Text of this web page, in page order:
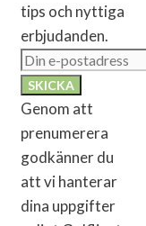
tips och nyttiga
erbjudanden.
Genom att
prenumerera
godkänner du
att vi hanterar
dina uppgifter